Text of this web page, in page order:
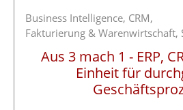
Business Intelligence, CRM,
Fakturierung & Warenwirtschaft,
Aus 3 mach 1 - ERP,
Einheit für